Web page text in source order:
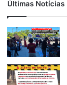
Últimas Notícias